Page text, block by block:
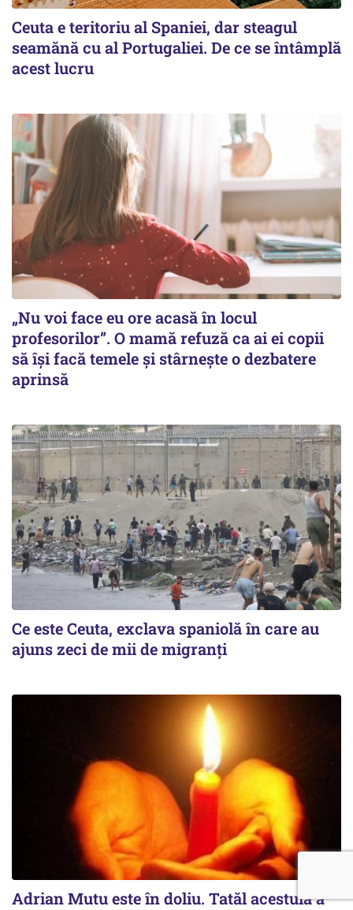
Ceuta e teritoriu al Spaniei, dar steagul
seamănă cu al Portugaliei. De ce se întâmplă
acest lucru
„Nu voi face eu ore acasă în locul
profesorilor”. O mamă refuză ca ai ei copii
să își facă temele și stârnește o dezbatere
aprinsă
Ce este Ceuta, exclava spaniolă în care au
ajuns zeci de mii de migranți
Adrian Mutu este în doliu. Tatăl acestuia a